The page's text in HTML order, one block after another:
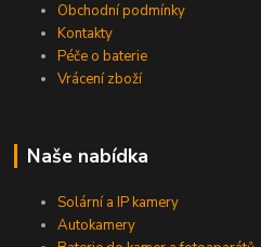
Obchodní podmínky
Kontakty
Péče o baterie
Vrácení zboží
Naše nabídka
Solární a IP kamery
Autokamery